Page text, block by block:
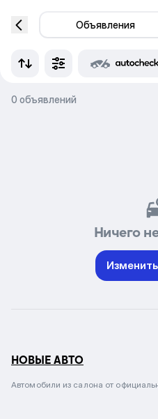
Объявления
0 объявлений
Ничего
НОВЫЕ АВТО
Автомобили из салона от